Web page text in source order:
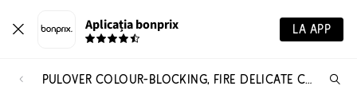
Aplicația bonprix LA APP
PULOVER COLOUR-BLOCKING, FIRE DELICATE CU BUMBAC